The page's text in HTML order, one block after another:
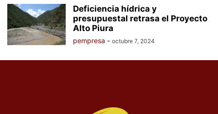
Deficiencia hídrica y
presupuestal retrasa el Proyecto
Alto Piura
pempresa - octubre 7, 2024